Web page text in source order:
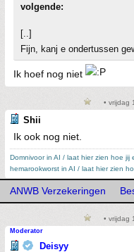
volgende:
[..]
Fijn, kanj e ondertussen
Ik hoef nog niet
• vrijdag
Shii
Ik ook nog niet.
Domnivoor in AI / laat hier zien hoe
hemarookworst in AI / laat hier zien
ANWB Verzekeringen
• vrijdag
Moderator
Deisyy